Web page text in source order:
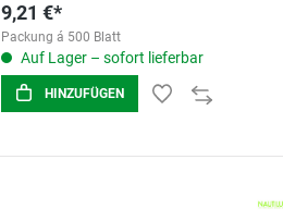
9,21 €*
Packung á 500 Blatt
Auf Lager – sofort lieferbar
HINZUFÜGEN